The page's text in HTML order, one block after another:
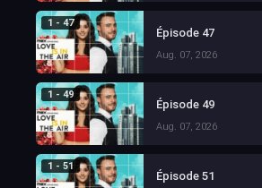
1 - 47
Épisode 47
Aug. 07, 2026
1 - 49
Épisode 49
Aug. 07, 2026
1 - 51
Épisode 51